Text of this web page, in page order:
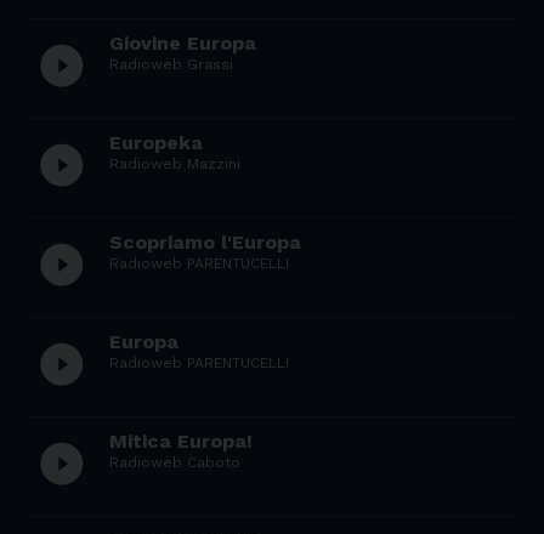
play_circle_filled Giovine Europa
Radioweb Grassi
play_circle_filled Europeka
Radioweb Mazzini
play_circle_filled Scopriamo l'Europa
Radioweb PARENTUCELLI
play_circle_filled Europa
Radioweb PARENTUCELLI
play_circle_filled Mitica Europa!
Radioweb Caboto